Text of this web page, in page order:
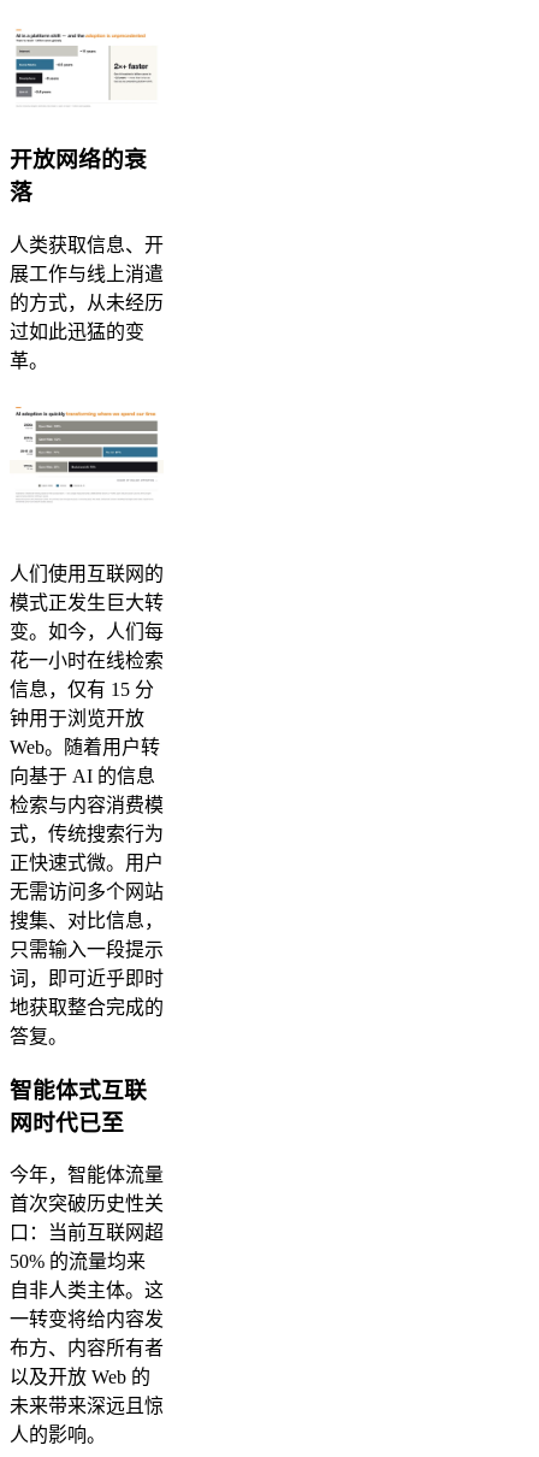
开放网络的衰
落
人类获取信息、开
展工作与线上消遣
的方式，从未经历
过如此迅猛的变
革。
人们使用互联网的
模式正发生巨大转
变。如今，人们每
花一小时在线检索
信息，仅有 15 分
钟用于浏览开放
Web。随着用户转
向基于 AI 的信息
检索与内容消费模
式，传统搜索行为
正快速式微。用户
无需访问多个网站
搜集、对比信息，
只需输入一段提示
词，即可近乎即时
地获取整合完成的
答复。
智能体式互联
网时代已至
今年，智能体流量
首次突破历史性关
口：当前互联网超
50% 的流量均来
自非人类主体。这
一转变将给内容发
布方、内容所有者
以及开放 Web 的
未来带来深远且惊
人的影响。